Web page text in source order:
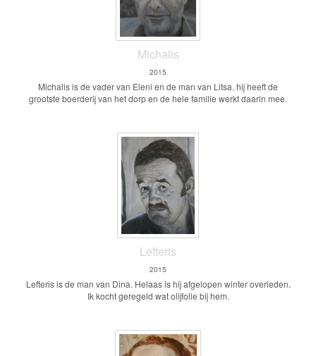
Michalis
2015
Michalis is de vader van Eleni en de man van Litsa. hij heeft de
grootste boerderij van het dorp en de hele familie werkt daarin mee.
Lefteris
2015
Lefteris is de man van Dina. Helaas is hij afgelopen winter overleden.
Ik kocht geregeld wat olijfolie bij hem.